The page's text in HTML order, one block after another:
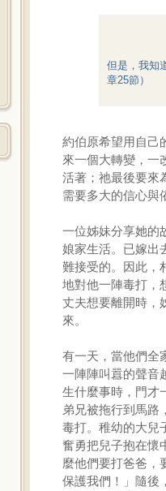
但是，我知
章25節）
約伯原希望用自己
來一個大轉變，一
活著；祂最後要來
需要多大的信心與
一位姊妹分享她的
娘家生活。已嫁出
難接受的。因此，
地對他一陣毒打，
丈夫想要離開時，
來。
有一天，當他們全
一陣陣叫囂的聲音
生什麼事時，門才
弟兄被拖行到馬路
毒打。稚幼的大兒
奮勇把兒子抱在懷
麼他們要打爸爸，
保護我們！」隨後